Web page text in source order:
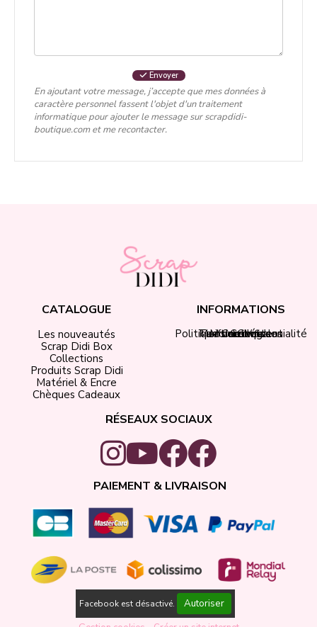
Envoyer
En ajoutant votre message, j’accepte que mes données à
caractère personnel fassent l'objet d'un traitement
informatique pour ajouter le message sur scrapdidi-
boutique.com et me recontacter.
CATALOGUE
Les nouveautés
Scrap Didi Box
Collections
Produits Scrap Didi
Matériel & Encre
Chèques Cadeaux
INFORMATIONS
Contact
Mon compte
CGV
Politique de confidentialité
Mentions légales
Tarifs de livraison
RÉSEAUX SOCIAUX
PAIEMENT & LIVRAISON
Facebook est désactivé.
Autoriser